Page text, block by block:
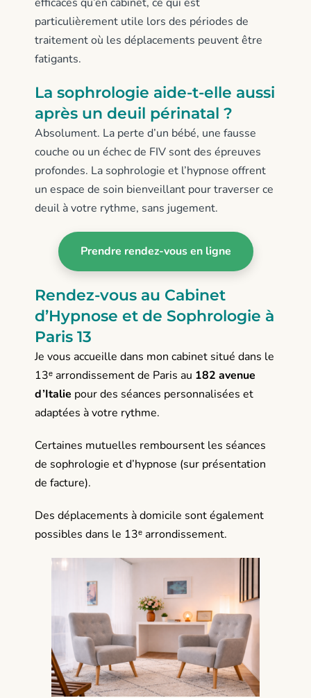
particulièrement utile lors des périodes de
traitement où les déplacements peuvent être
fatigants.
La sophrologie aide-t-elle aussi
après un deuil périnatal ?
Absolument. La perte d’un bébé, une fausse
couche ou un échec de FIV sont des épreuves
profondes. La sophrologie et l’hypnose offrent
un espace de soin bienveillant pour traverser ce
deuil à votre rythme, sans jugement.
Prendre rendez-vous en ligne
Rendez-vous au Cabinet
d’Hypnose et de Sophrologie à
Paris 13
Je vous accueille dans mon cabinet situé dans le
13ᵉ arrondissement de Paris au 182 avenue
d’Italie pour des séances personnalisées et
adaptées à votre rythme.
Certaines mutuelles remboursent les séances
de sophrologie et d’hypnose (sur présentation
de facture).
Des déplacements à domicile sont également
possibles dans le 13ᵉ arrondissement.